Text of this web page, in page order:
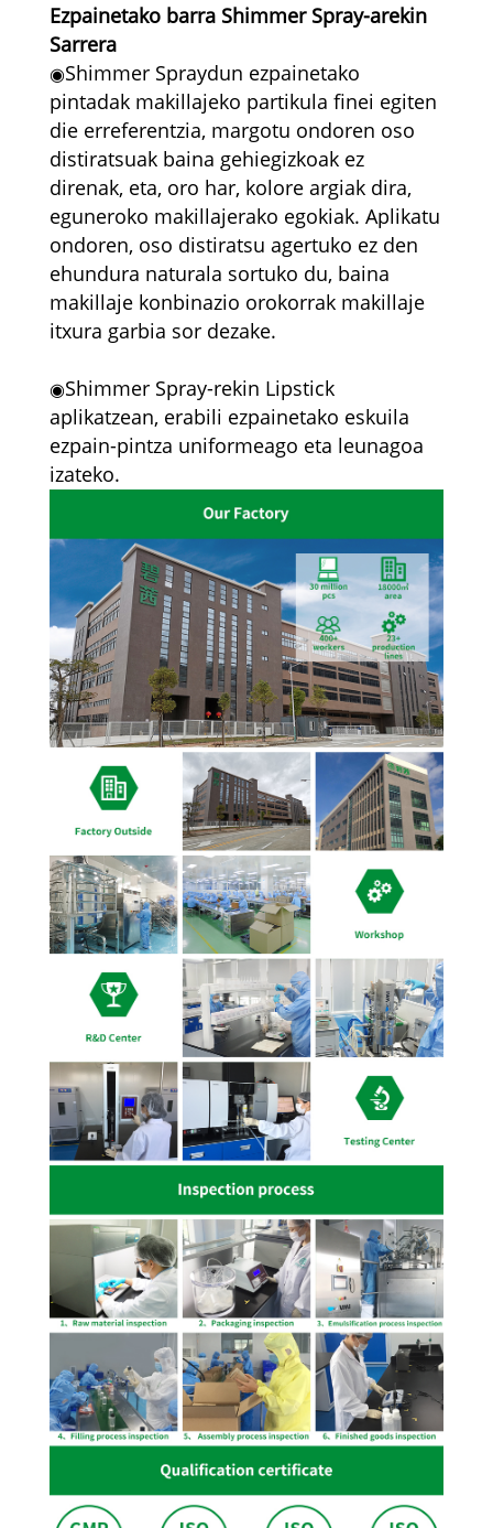
Ezpainetako barra Shimmer Spray-arekin
Sarrera
◉Shimmer Spraydun ezpainetako
pintadak makillajeko partikula finei egiten
die erreferentzia, margotu ondoren oso
distiratsuak baina gehiegizkoak ez
direnak, eta, oro har, kolore argiak dira,
eguneroko makillajerako egokiak. Aplikatu
ondoren, oso distiratsu agertuko ez den
ehundura naturala sortuko du, baina
makillaje konbinazio orokorrak makillaje
itxura garbia sor dezake.
◉Shimmer Spray-rekin Lipstick
aplikatzean, erabili ezpainetako eskuila
ezpain-pintza uniformeago eta leunagoa
izateko.